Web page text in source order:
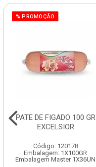
% PROMOÇÃO
PATE DE FIGADO 100 GR
EXCELSIOR
Código: 120178
Embalagem: 1X100GR
Embalagem Master 1X36UN